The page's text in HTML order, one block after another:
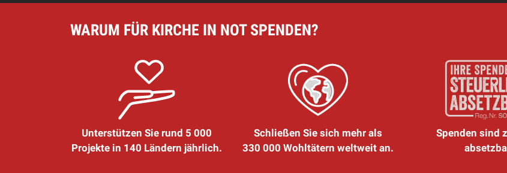
WARUM FÜR KIRCHE IN NOT SPENDEN?
Unterstützen Sie rund 5 000
Projekte in 140 Ländern jährlich.
Schließen Sie sich mehr als
330 000 Wohltätern weltweit an.
Spenden sind